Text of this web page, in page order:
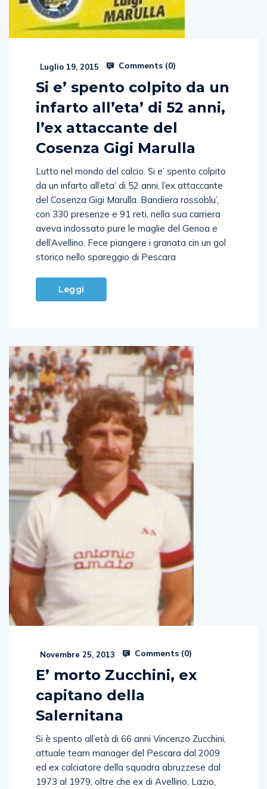
Luglio 19, 2015 Comments (0)
Si e’ spento colpito da un
infarto all’eta’ di 52 anni,
l’ex attaccante del
Cosenza Gigi Marulla
Lutto nel mondo del calcio. Si e’ spento colpito
da un infarto all’eta’ di 52 anni, l’ex attaccante
del Cosenza Gigi Marulla. Bandiera rossoblu’,
con 330 presenze e 91 reti, nella sua carriera
aveva indossato pure le maglie del Genoa e
dell’Avellino. Fece piangere i granata cin un gol
storico nello spareggio di Pescara
Leggi
Novembre 25, 2013 Comments (0)
E’ morto Zucchini, ex
capitano della
Salernitana
Si è spento all’età di 66 anni Vincenzo Zucchini,
attuale team manager del Pescara dal 2009
ed ex calciatore della squadra abruzzese dal
1973 al 1979, oltre che ex di Avellino, Lazio,